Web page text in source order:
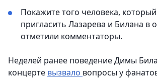
Покажите того человека,
пригласить Лазарева и Билана в
отметили комментаторы.
Неделей ранее поведение Димы
концерте вызвало вопросы у